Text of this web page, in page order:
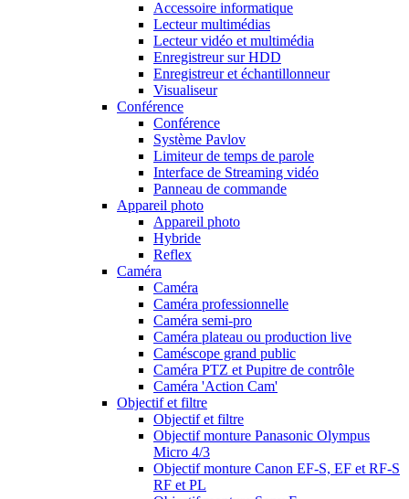
Accessoire informatique
Lecteur multimédias
Lecteur vidéo et multimédia
Enregistreur sur HDD
Enregistreur et échantillonneur
Visualiseur
Conférence
Conférence
Système Pavlov
Limiteur de temps de parole
Interface de Streaming vidéo
Panneau de commande
Appareil photo
Appareil photo
Hybride
Reflex
Caméra
Caméra
Caméra professionnelle
Caméra semi-pro
Caméra plateau ou production live
Caméscope grand public
Caméra PTZ et Pupitre de contrôle
Caméra 'Action Cam'
Objectif et filtre
Objectif et filtre
Objectif monture Panasonic Olympus
Micro 4/3
Objectif monture Canon EF-S, EF et RF-S
RF et PL